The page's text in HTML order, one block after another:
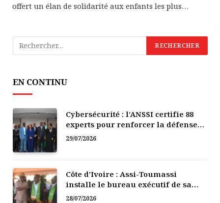
offert un élan de solidarité aux enfants les plus…
EN CONTINU
Cybersécurité : l’ANSSI certifie 88
experts pour renforcer la défense
numérique de la Côte d’Ivoire
29/07/2026
Côte d’Ivoire : Assi-Toumassi
installe le bureau exécutif de sa
mutuelle de développement
28/07/2026